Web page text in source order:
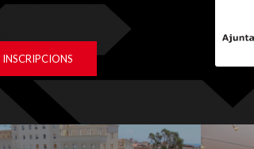
INSCRIPCIONS